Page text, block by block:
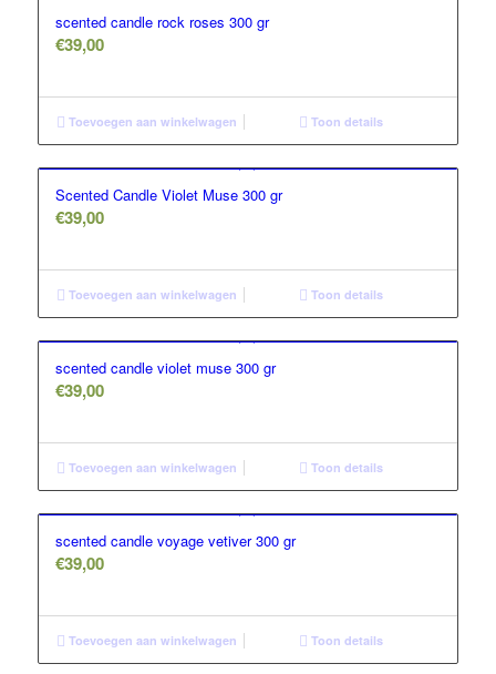
Refills
Prijs
scented candle rock roses 300 gr
€39,00
Toevoegen aan winkelwagen Toon details
Scented Candle Violet Muse 300 gr
€39,00
Toevoegen aan winkelwagen Toon details
scented candle violet muse 300 gr
€39,00
Toevoegen aan winkelwagen Toon details
scented candle voyage vetiver 300 gr
€39,00
Toevoegen aan winkelwagen Toon details